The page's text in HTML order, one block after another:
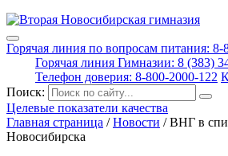
Горячая линия по вопросам питания: 8-
Горячая линия Гимназии: 8 (383)
Телефон доверия: 8-800-2000-122
Поиск:
Целевые показатели качества
Главная страница /Новости /ВНГ в
Новосибирска